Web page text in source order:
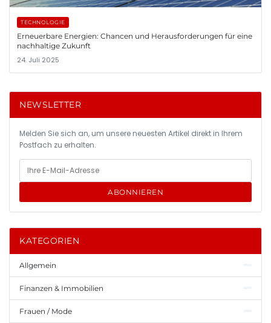
TECHNOLOGIE
Erneuerbare Energien: Chancen und Herausforderungen für eine
nachhaltige Zukunft
24. Juli 2025
NEWSLETTER
Melden Sie sich an, um unsere neuesten Artikel direkt in Ihrem
Postfach zu erhalten.
ABONNIEREN
KATEGORIEN
Allgemein
Finanzen & Immobilien
Frauen / Mode